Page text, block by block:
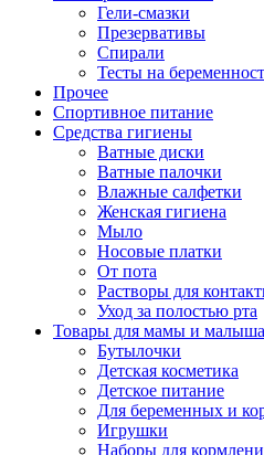
Гели-смазки
Презервативы
Спирали
Тесты на
Прочее
Спортивное питание
Средства гигиены
Ватные диски
Ватные палочки
Влажные салфетки
Женская гигиена
Мыло
Носовые платки
От пота
Растворы для
Уход за полостью рта
Товары для мамы и малыша
Бутылочки
Детская косметика
Детское питание
Для беременных и
Игрушки
Наборы для